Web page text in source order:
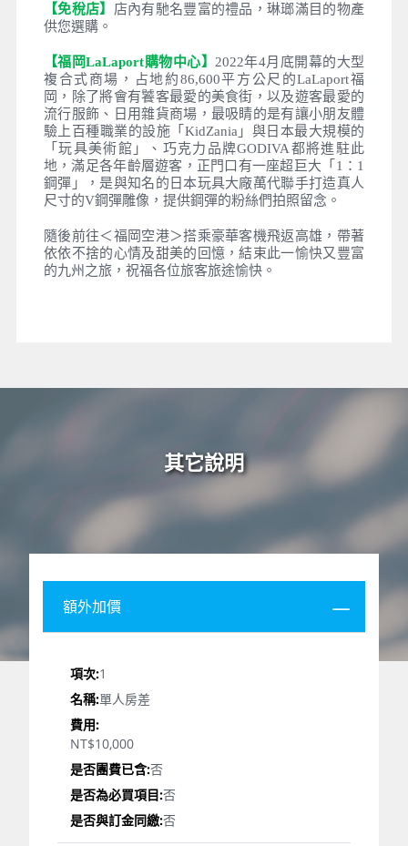
【柳川扁舟遊船】江戶時代的水鄉＜柳川＞又名東方
威尼斯。柳川位於福岡以南大約60 分鐘左右車程的距
離，離柳川市中心2 公里的地方有著方圓60 公里左右
的河道，是世界上屈指可數的著名水鄉之一。這條河
道大約建築在400 年前的藩政時代。讓當地的船夫帶
著我們享受著柳川温馨浪漫之旅的同時，尋找幾百年
前先人們留下的睿智遺產，便是探訪柳川水鄉的一大
蛋頂部俯瞰整個福岡巨蛋球場，也有可以到球場上跑
店內有馳名豐富的禮品，琳瑯滿目的物產
2022年4月底開幕的大型
複合式商場，占地約86,600平方公尺的LaLaport福
「玩具美術館」、巧克力品牌GODIVA都將進駐此
隨後前往＜福岡空港＞搭乘豪華客機飛返高雄，帶著
依依不捨的心情及甜美的回憶，結束此一愉快又豐富
的九州之旅，祝福各位旅客旅途愉快。